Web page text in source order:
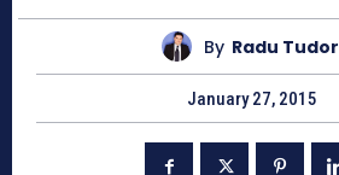
By Radu Tudor
January 27, 2015